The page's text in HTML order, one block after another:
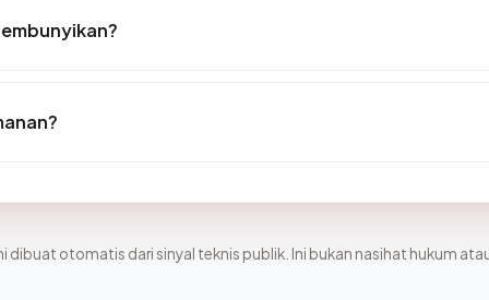
dibuat otomatis dari sinyal teknis publik. Ini bukan nasihat hukum